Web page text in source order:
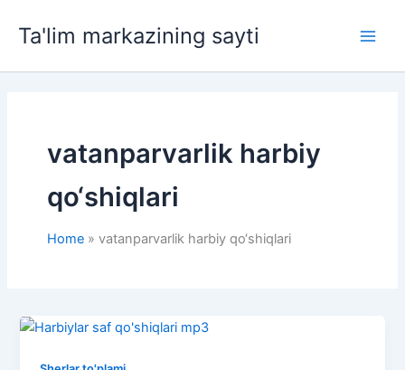
Ta'lim markazining sayti
vatanparvarlik harbiy
qo‘shiqlari
Home vatanparvarlik harbiy qo‘shiqlari